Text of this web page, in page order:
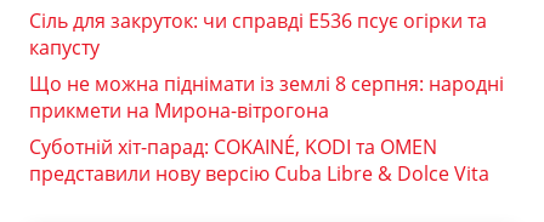
Сіль для закруток: чи справді Е536 псує огірки та
капусту
Що не можна піднімати із землі 8 серпня: народні
прикмети на Мирона-вітрогона
Суботній хіт-парад: COKAINÉ, KODI та OMEN
представили нову версію Cuba Libre & Dolce Vita